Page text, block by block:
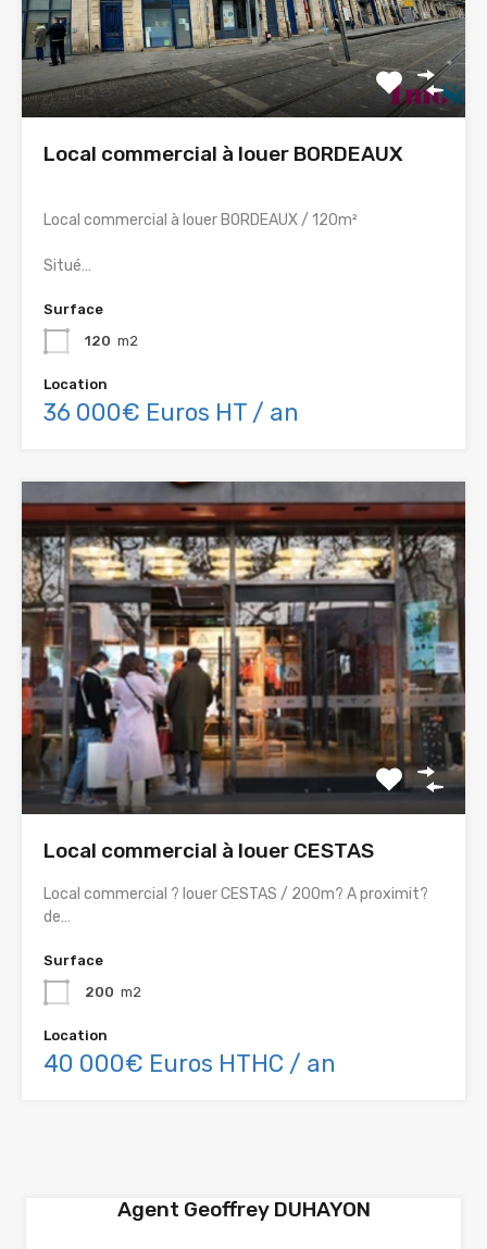
Local commercial à louer BORDEAUX
Local commercial à louer BORDEAUX / 120m²
Situé…
Surface
120 m2
Location
36 000€ Euros HT / an
Local commercial à louer CESTAS
Local commercial ? louer CESTAS / 200m? A proximit?
de…
Surface
200 m2
Location
40 000€ Euros HTHC / an
Agent Geoffrey DUHAYON